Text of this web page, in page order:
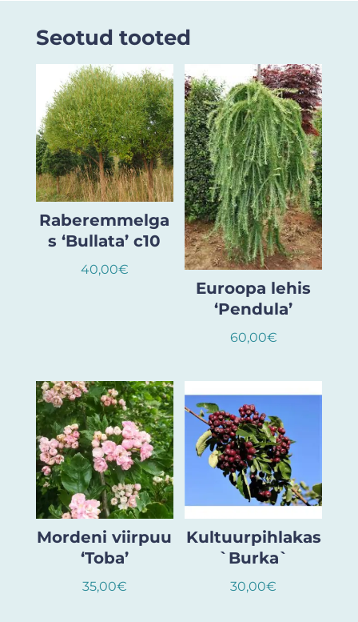
Seotud tooted
Raberemmelga
s ‘Bullata’ c10
40,00€
Euroopa lehis
‘Pendula’
60,00€
Mordeni viirpuu
‘Toba’
35,00€
Kultuurpihlakas
`Burka`
30,00€